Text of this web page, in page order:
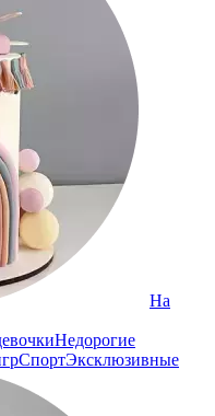
На
Недорогие
СпортЭксклюзивные